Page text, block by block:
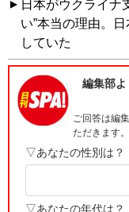
日本がウクライナ
い”本当の理由。
していた